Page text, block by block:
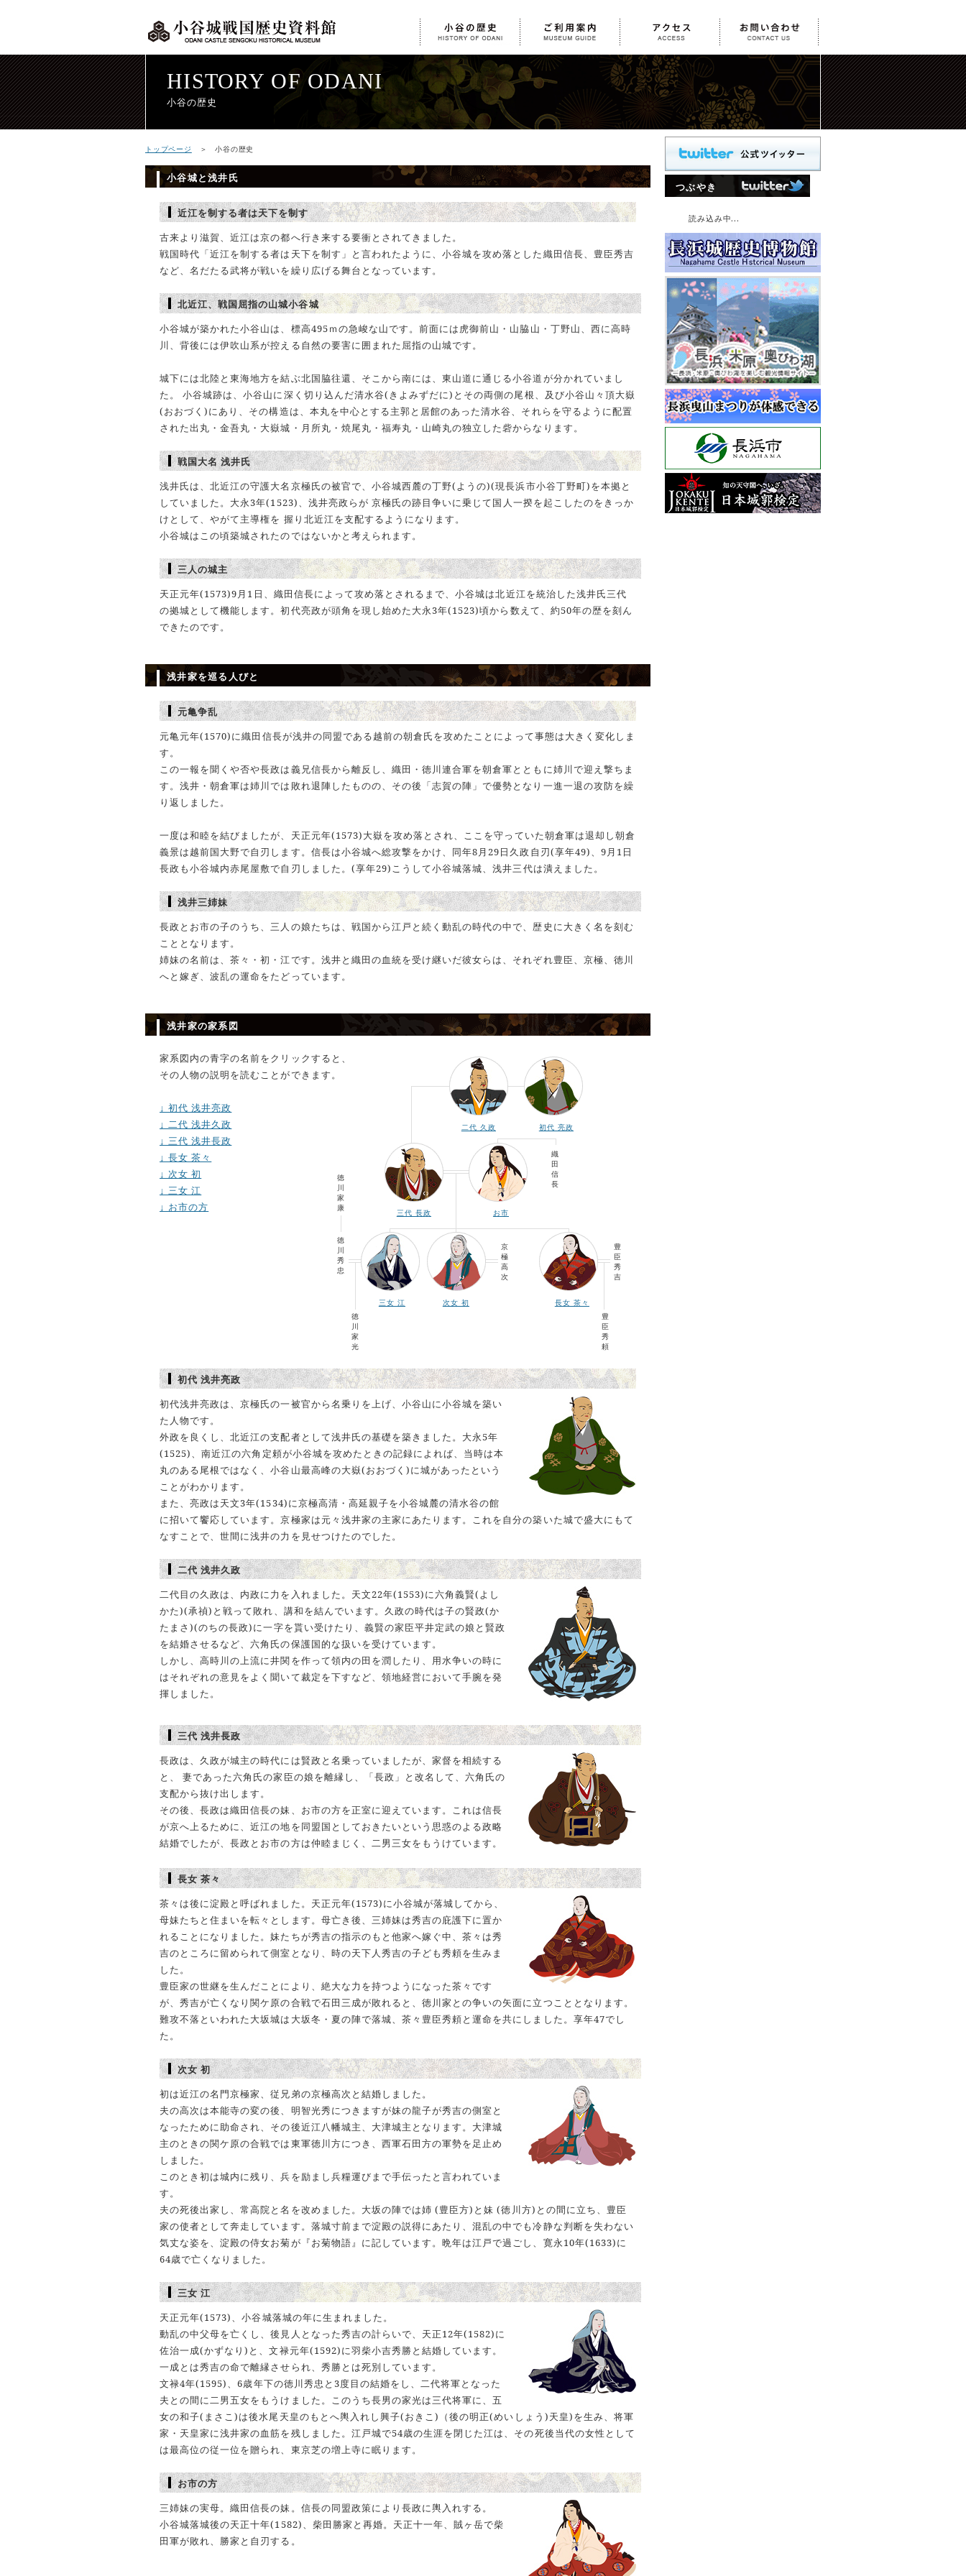
HISTORY OF ODANI
小谷の歴史
トップページ ＞ 小谷の歴史
小谷城と浅井氏
近江を制する者は天下を制す
古来より滋賀、近江は京の都へ行き来する要衝とされてきました。
戦国時代「近江を制する者は天下を制す」と言われたように、小谷城を攻め落とした織田信長、豊臣秀吉
など、名だたる武将が戦いを繰り広げる舞台となっています。
北近江、戦国屈指の山城小谷城
小谷城が築かれた小谷山は、標高495ｍの急峻な山です。前面には虎御前山・山脇山・丁野山、西に高時
川、背後には伊吹山系が控える自然の要害に囲まれた屈指の山城です。
城下には北陸と東海地方を結ぶ北国脇往還、そこから南には、東山道に通じる小谷道が分かれていまし
た。 小谷城跡は、小谷山に深く切り込んだ清水谷(きよみずだに)とその両側の尾根、及び小谷山々頂大嶽
(おおづく)にあり、その構造は、本丸を中心とする主郭と居館のあった清水谷、それらを守るように配置
された出丸・金吾丸・大嶽城・月所丸・焼尾丸・福寿丸・山崎丸の独立した砦からなります。
戦国大名 浅井氏
浅井氏は、北近江の守護大名京極氏の被官で、小谷城西麓の丁野(ようの)(現長浜市小谷丁野町)を本拠と
していました。大永3年(1523)、浅井亮政らが 京極氏の跡目争いに乗じて国人一揆を起こしたのをきっか
けとして、やがて主導権を 握り北近江を支配するようになります。
小谷城はこの頃築城されたのではないかと考えられます。
三人の城主
天正元年(1573)9月1日、織田信長によって攻め落とされるまで、小谷城は北近江を統治した浅井氏三代
の拠城として機能します。初代亮政が頭角を現し始めた大永3年(1523)頃から数えて、約50年の歴を刻ん
できたのです。
浅井家を巡る人びと
元亀争乱
元亀元年(1570)に織田信長が浅井の同盟である越前の朝倉氏を攻めたことによって事態は大きく変化しま
す。
この一報を聞くや否や長政は義兄信長から離反し、織田・徳川連合軍を朝倉軍とともに姉川で迎え撃ちま
す。浅井・朝倉軍は姉川では敗れ退陣したものの、その後「志賀の陣」で優勢となり一進一退の攻防を繰
り返しました。
一度は和睦を結びましたが、天正元年(1573)大嶽を攻め落とされ、ここを守っていた朝倉軍は退却し朝倉
義景は越前国大野で自刃します。信長は小谷城へ総攻撃をかけ、同年8月29日久政自刃(享年49)、9月1日
長政も小谷城内赤尾屋敷で自刃しました。(享年29)こうして小谷城落城、浅井三代は潰えました。
浅井三姉妹
長政とお市の子のうち、三人の娘たちは、戦国から江戸と続く動乱の時代の中で、歴史に大きく名を刻む
こととなります。
姉妹の名前は、茶々・初・江です。浅井と織田の血統を受け継いだ彼女らは、それぞれ豊臣、京極、徳川
へと嫁ぎ、波乱の運命をたどっています。
浅井家の家系図
家系図内の青字の名前をクリックすると、
その人物の説明を読むことができます。
↓ 初代 浅井亮政
↓ 二代 浅井久政
↓ 三代 浅井長政
↓ 長女 茶々
↓ 次女 初
↓ 三女 江
↓ お市の方
二代 久政 初代 亮政
三代 長政 お市
織
田
信
長
徳
川
家
康
徳
川
秀
忠
徳
川
家
光
京
極
高
次
豊
臣
秀
吉
豊
臣
秀
頼
三女 江 次女 初 長女 茶々
初代 浅井亮政
初代浅井亮政は、京極氏の一被官から名乗りを上げ、小谷山に小谷城を築い
た人物です。
外政を良くし、北近江の支配者として浅井氏の基礎を築きました。大永5年
(1525)、南近江の六角定頼が小谷城を攻めたときの記録によれば、当時は本
丸のある尾根ではなく、小谷山最高峰の大嶽(おおづく)に城があったという
ことがわかります。
また、亮政は天文3年(1534)に京極高清・高延親子を小谷城麓の清水谷の館
に招いて饗応しています。京極家は元々浅井家の主家にあたります。これを自分の築いた城で盛大にもて
なすことで、世間に浅井の力を見せつけたのでした。
二代 浅井久政
二代目の久政は、内政に力を入れました。天文22年(1553)に六角義賢(よし
かた)(承禎)と戦って敗れ、講和を結んでいます。久政の時代は子の賢政(か
たまさ)(のちの長政)に一字を貰い受けたり、義賢の家臣平井定武の娘と賢政
を結婚させるなど、六角氏の保護国的な扱いを受けています。
しかし、高時川の上流に井関を作って領内の田を潤したり、用水争いの時に
はそれぞれの意見をよく聞いて裁定を下すなど、領地経営において手腕を発
揮しました。
三代 浅井長政
長政は、久政が城主の時代には賢政と名乗っていましたが、家督を相続する
と、 妻であった六角氏の家臣の娘を離縁し、「長政」と改名して、六角氏の
支配から抜け出します。
その後、長政は織田信長の妹、お市の方を正室に迎えています。これは信長
が京へ上るために、近江の地を同盟国としておきたいという思惑のよる政略
結婚でしたが、長政とお市の方は仲睦まじく、二男三女をもうけています。
長女 茶々
茶々は後に淀殿と呼ばれました。天正元年(1573)に小谷城が落城してから、
母妹たちと住まいを転々とします。母亡き後、三姉妹は秀吉の庇護下に置か
れることになりました。妹たちが秀吉の指示のもと他家へ嫁ぐ中、茶々は秀
吉のところに留められて側室となり、時の天下人秀吉の子ども秀頼を生みま
した。
豊臣家の世継を生んだことにより、絶大な力を持つようになった茶々です
が、秀吉が亡くなり関ケ原の合戦で石田三成が敗れると、徳川家との争いの矢面に立つこととなります。
難攻不落といわれた大坂城は大坂冬・夏の陣で落城、茶々豊臣秀頼と運命を共にしました。享年47でし
た。
次女 初
初は近江の名門京極家、従兄弟の京極高次と結婚しました。
夫の高次は本能寺の変の後、明智光秀につきますが妹の龍子が秀吉の側室と
なったために助命され、その後近江八幡城主、大津城主となります。大津城
主のときの関ケ原の合戦では東軍徳川方につき、西軍石田方の軍勢を足止め
しました。
このとき初は城内に残り、兵を励まし兵糧運びまで手伝ったと言われていま
す。
夫の死後出家し、常高院と名を改めました。大坂の陣では姉 (豊臣方)と妹 (徳川方)との間に立ち、豊臣
家の使者として奔走しています。落城寸前まで淀殿の説得にあたり、混乱の中でも冷静な判断を失わない
気丈な姿を、淀殿の侍女お菊が『お菊物語』に記しています。晩年は江戸で過ごし、寛永10年(1633)に
64歳で亡くなりました。
三女 江
天正元年(1573)、小谷城落城の年に生まれました。
動乱の中父母を亡くし、後見人となった秀吉の計らいで、天正12年(1582)に
佐治一成(かずなり)と、文禄元年(1592)に羽柴小吉秀勝と結婚しています。
一成とは秀吉の命で離縁させられ、秀勝とは死別しています。
文禄4年(1595)、6歳年下の徳川秀忠と3度目の結婚をし、二代将軍となった
夫との間に二男五女をもうけました。このうち長男の家光は三代将軍に、五
女の和子(まさこ)は後水尾天皇のもとへ輿入れし興子(おきこ)（後の明正(めいしょう)天皇)を生み、将軍
家・天皇家に浅井家の血筋を残しました。江戸城で54歳の生涯を閉じた江は、その死後当代の女性として
は最高位の従一位を贈られ、東京芝の増上寺に眠ります。
お市の方
三姉妹の実母。織田信長の妹。信長の同盟政策により長政に輿入れする。
小谷城落城後の天正十年(1582)、柴田勝家と再婚。天正十一年、賊ヶ岳で柴
田軍が敗れ、勝家と自刃する。
つぶやき
読み込み中...